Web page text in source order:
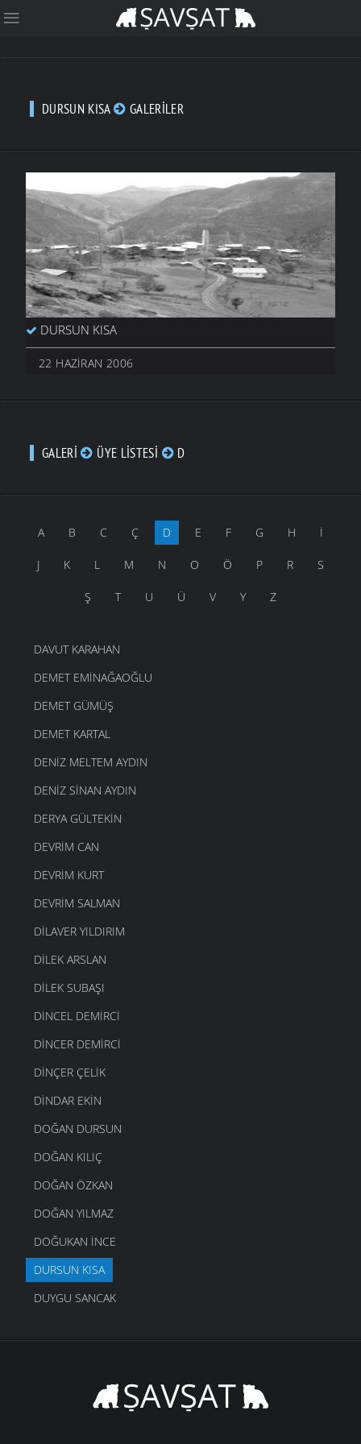
DURSUN KISA GALERILER
DURSUN KISA
22 HAZIRAN 2006
GALERI ÜYE LISTESI D
A B C Ç D E F G H İ
J K L M N O Ö P R S
Ş T U Ü V Y Z
DAVUT KARAHAN
DEMET EMINAĞAOĞLU
DEMET GÜMÜŞ
DEMET KARTAL
DENIZ MELTEM AYDIN
DENIZ SINAN AYDIN
DERYA GÜLTEKIN
DEVRIM CAN
DEVRIM KURT
DEVRIM SALMAN
DILAVER YILDIRIM
DILEK ARSLAN
DILEK SUBAŞI
DINCEL DEMIRCI
DINCER DEMIRCI
DINÇER ÇELIK
DINDAR EKIN
DOĞAN DURSUN
DOĞAN KILIÇ
DOĞAN ÖZKAN
DOĞAN YILMAZ
DOĞUKAN İNCE
DURSUN KISA
DUYGU SANCAK